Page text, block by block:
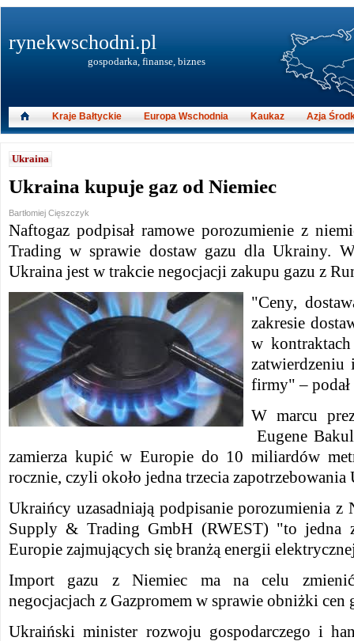
Ukraina
Ukraina kupuje gaz od Niemiec
Bartłomiej Cięszczyk
Naftogaz podpisał ramowe porozumienie z
Trading w sprawie dostaw gazu dla Ukrainy.
Ukraina jest w trakcie negocjacji zakupu gazu z
"Ceny,
zakresie
w
zatwierdzeniu
firmy" – podał
W marcu
Eugene
zamierza kupić w Europie do 10 miliardów
rocznie, czyli około jedna trzecia
Ukraińcy uzasadniają podpisanie porozumienia z
Supply & Trading GmbH (RWEST) "to jedna
Europie zajmujących się branżą energii
Import gazu z Niemiec ma na celu
negocjacjach z Gazpromem w sprawie obniżki cen
Ukraiński minister rozwoju gospodarczego i
rynekwschodni.pl
gospodarka, finanse, biznes
Kraje Bałtyckie Europa Wschodnia Kaukaz Azja